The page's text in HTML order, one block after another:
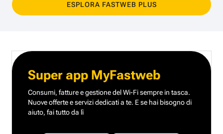
ESPLORA FASTWEB PLUS
Super app MyFastweb
Consumi, fatture e gestione del Wi-Fi sempre in tasca.
Nuove offerte e servizi dedicati a te. E se hai bisogno di
aiuto, fai tutto da lì